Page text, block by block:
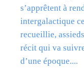
s’apprêtent à
intergalactique
recueillie,
récit qui va
d’une époque....